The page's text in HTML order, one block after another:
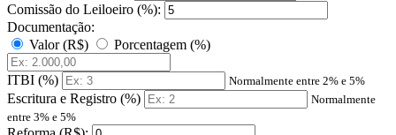
Comissão do Leiloeiro (%):
Documentação:
Valor (R$)
Porcentagem (%)
ITBI (%) Normalmente entre 2% e 5%
Escritura e Registro (%)
Normalmente
entre 3% e 5%